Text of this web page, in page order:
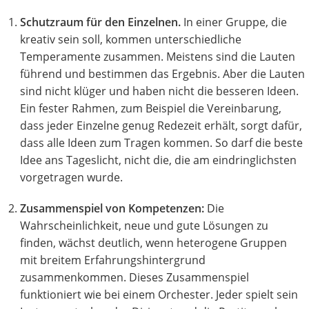
Schutzraum für den Einzelnen. In einer Gruppe, die
kreativ sein soll, kommen unterschiedliche
Temperamente zusammen. Meistens sind die Lauten
führend und bestimmen das Ergebnis. Aber die Lauten
sind nicht klüger und haben nicht die besseren Ideen.
Ein fester Rahmen, zum Beispiel die Vereinbarung,
dass jeder Einzelne genug Redezeit erhält, sorgt dafür,
dass alle Ideen zum Tragen kommen. So darf die beste
Idee ans Tageslicht, nicht die, die am eindringlichsten
vorgetragen wurde.
Zusammenspiel von Kompetenzen: Die
Wahrscheinlichkeit, neue und gute Lösungen zu
finden, wächst deutlich, wenn heterogene Gruppen
mit breitem Erfahrungshintergrund
zusammenkommen. Dieses Zusammenspiel
funktioniert wie bei einem Orchester. Jeder spielt sein